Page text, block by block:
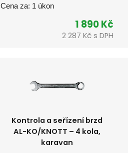
Cena za: 1 úkon
1 890 Kč
2 287 Kč s DPH
Kontrola a seřízení brzd
AL-KO/KNOTT – 4 kola,
karavan